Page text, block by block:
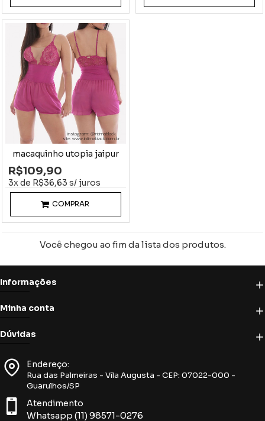
instagram: @intimablack
site: www.intimablack.com.br
macaquinho utopia jaipur
R$109,90
3x de R$36,63 s/ juros
COMPRAR
Você chegou ao fim da lista dos produtos.
Informações
Minha conta
Dúvidas
Endereço:
Rua das Palmeiras - Vila Augusta - CEP: 07022-000 -
Guarulhos/SP
Atendimento
Whatsapp (11) 98571-0276